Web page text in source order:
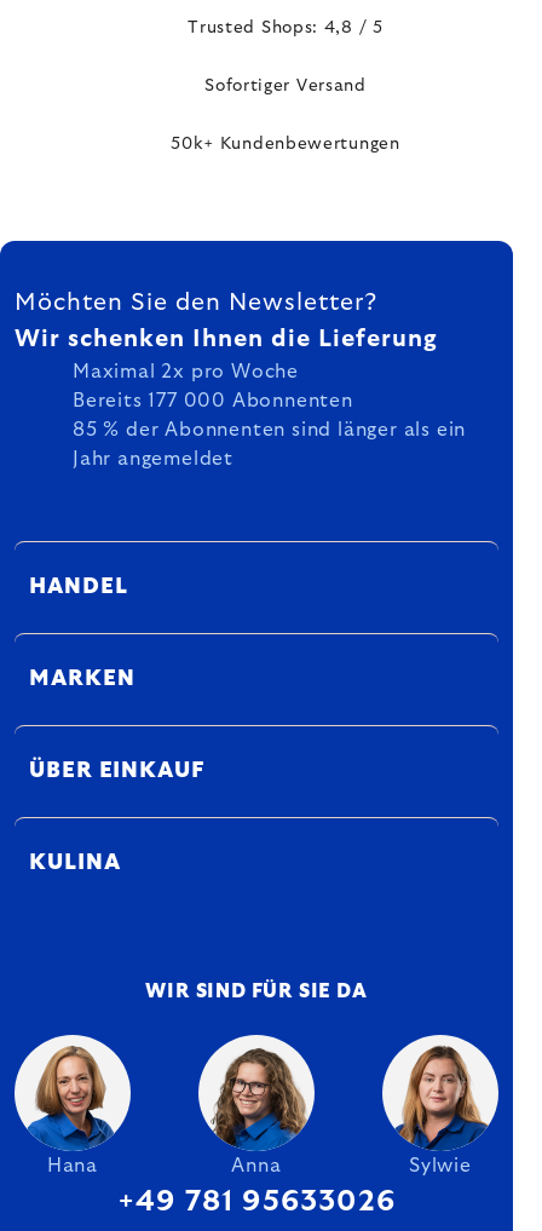
Trusted Shops: 4,8 / 5
Sofortiger Versand
50k+ Kundenbewertungen
FUSSZEILE
Möchten Sie den Newsletter?
Wir schenken Ihnen die Lieferung
Maximal 2x pro Woche
Bereits 177 000 Abonnenten
85 % der Abonnenten sind länger als ein
Jahr angemeldet
HANDEL
MARKEN
ÜBER EINKAUF
KULINA
WIR SIND FÜR SIE DA
Hana Anna Sylwie
+49 781 95633026